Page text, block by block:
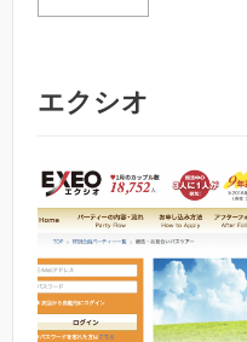
エクシオ